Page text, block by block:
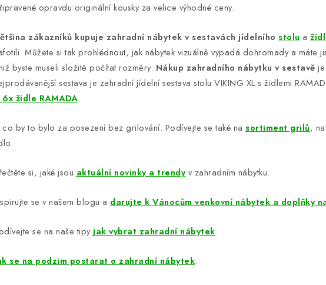
opravdu originální kousky za velice výhodné ceny.
zákazníků kupuje zahradní nábytek v sestavách jídelního stolu a
Můžete si tak prohlédnout, jak nábytek vizuálně vypadá dohromady a máte
byste museli složitě počítat rozměry. Nákup zahradního nábytku v sestavě
sestava je zahradní jídelní sestava stolu VIKING XL s židlemi
6x židle RAMADA.
by to bylo za posezení bez grilování. Podívejte se také na sortiment grilů,
si, jaké jsou aktuální novinky a trendyv zahradním nábytku.
se v našem blogu a darujte k Vánocům venkovní nábytek a doplňky
se na naše tipy jak vybrat zahradní nábytek.
se na podzim postarat o zahradní nábytek.